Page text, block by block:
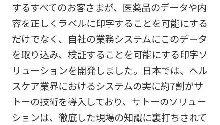
するすべてのお客さまが、医薬品のデータや内
容を正しくラベルに印字することを可能にする
だけでなく、自社の業務システムにこのデータ
を取り込み、検証することを可能にする印字ソ
リューションを開発しました。日本では、ヘル
スケア業界におけるシステムの実に約7割がサ
トーの技術を導入しており、サトーのソリュー
ションは、徹底した現場の知識に裏打ちされて